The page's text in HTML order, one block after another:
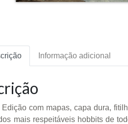
Informação adicional
Edição com mapas, capa dura,
mais respeitáveis hobbits de